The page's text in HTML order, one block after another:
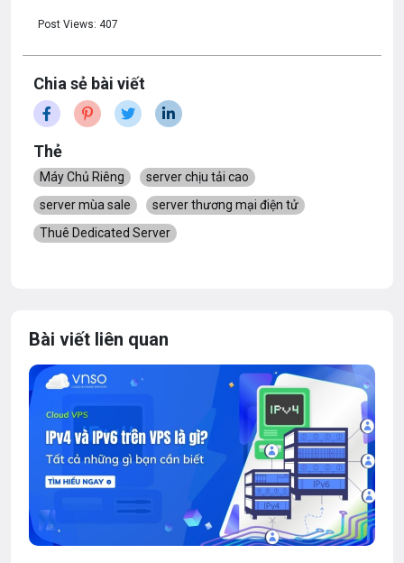
Post Views: 407
Chia sẻ bài viết
Thẻ
Máy Chủ Riêng
server chịu tải cao
server mùa sale
server thương mại điện tử
Thuê Dedicated Server
Bài viết liên quan